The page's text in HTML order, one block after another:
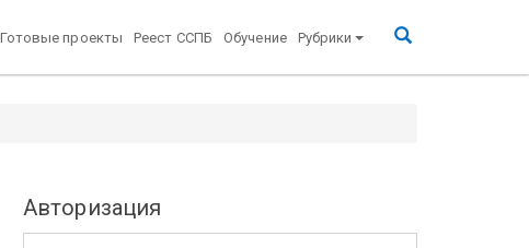
Готовые проекты Реест ССПБ Обучение Рубрики
Авторизация